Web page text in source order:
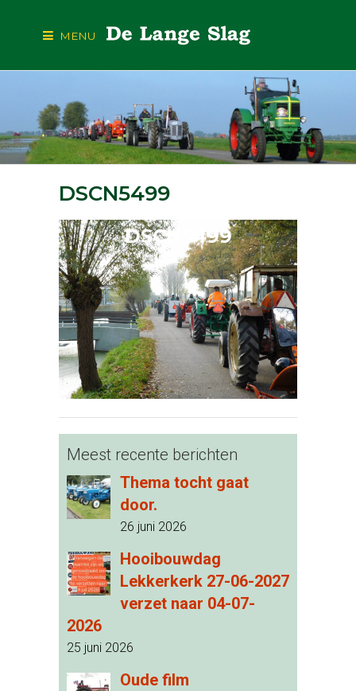
MENU
DSCN5499
DSCN5499
Meest recente berichten
Thema tocht gaat
door.
26 juni 2026
Hooibouwdag
Lekkerkerk 27-06-2027
verzet naar 04-07-
2026
25 juni 2026
Oude film